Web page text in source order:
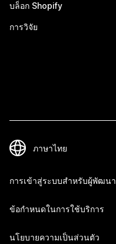
บล็อก Shopify
การวิจัย
การเข้าสู่ระบบสำหรับผู้พัฒนา
ข้อกำหนดในการใช้บริการ
นโยบายความเป็นส่วนตัว